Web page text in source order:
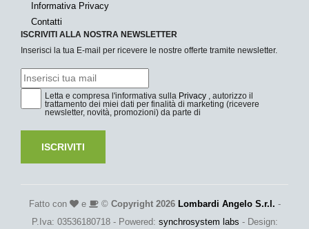
Informativa Privacy
Contatti
ISCRIVITI ALLA NOSTRA NEWSLETTER
Inserisci la tua E-mail per ricevere le nostre offerte tramite newsletter.
Letta e compresa l'informativa sulla Privacy , autorizzo il
trattamento dei miei dati per finalità di marketing (ricevere
newsletter, novità, promozioni) da parte di
ISCRIVITI
Fatto con e © Copyright 2026 Lombardi Angelo S.r.l. -
P.Iva: 03536180718 - Powered: synchrosystem labs - Design: